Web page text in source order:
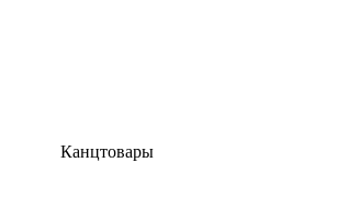
Канцтовары